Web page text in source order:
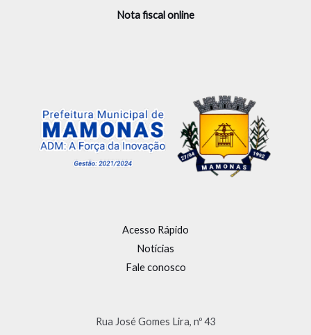
Nota fiscal online
Acesso Rápido
Notícias
Fale conosco
Rua José Gomes Lira, nº 43